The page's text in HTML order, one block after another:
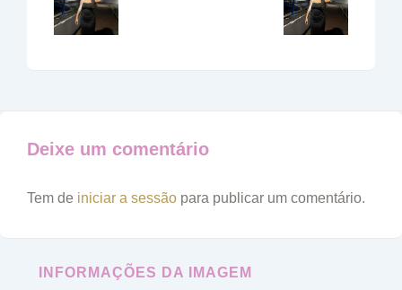
Deixe um comentário
Tem de iniciar a sessão para publicar um comentário.
INFORMAÇÕES DA IMAGEM